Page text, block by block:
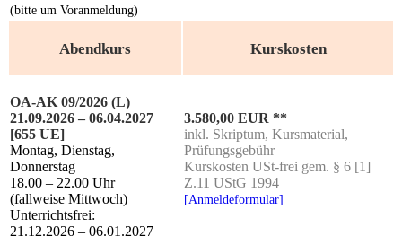
(bit­te um Voranmeldung)
Abendkurs Kurskosten
OA-AK 09/2026 (L)
21.09.2026 – 06.04.2027
[655 UE]
Mon­tag, Diens­tag,
Donnerstag
18.00 – 22.00 Uhr
(fall­wei­se Mittwoch)
Unterrichtsfrei:
21.12.2026 – 06.01.2027
3.580,00 EUR **
inkl. Skrip­tum, Kurs­ma­te­ri­al,
Prüfungsgebühr
Kurs­kos­ten USt-frei gem. § 6 [1]
Z.11 UStG 1994
[Anmel­de­for­mu­lar]